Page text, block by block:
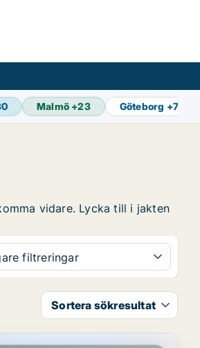
Malmö +23 Göteborg +74
vidare. Lycka till i jakten
filtreringar
Sortera sökresultat